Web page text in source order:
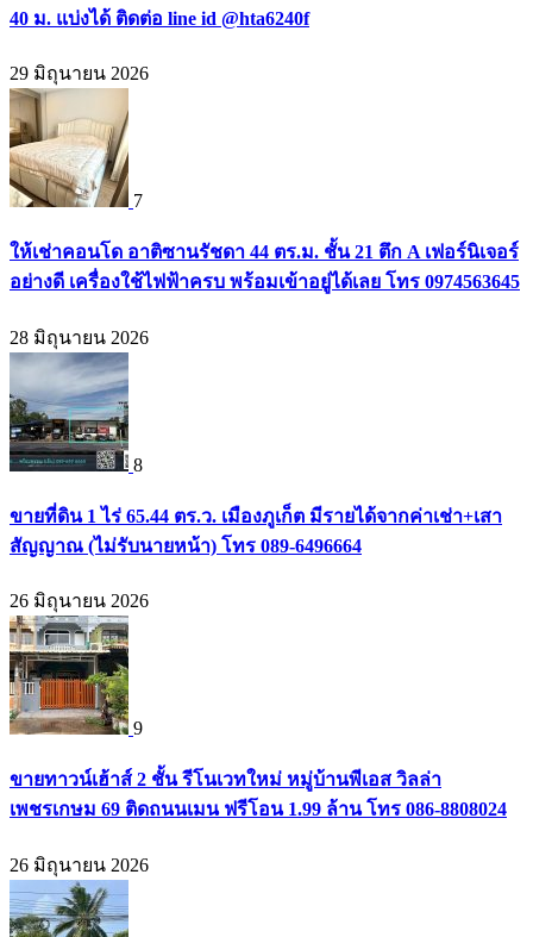
40 ม. แบ่งได้ ติดต่อ line id @hta6240f
29 มิถุนายน 2026
7
ให้เช่าคอนโด อาติซานรัชดา 44 ตร.ม. ชั้น 21 ตึก A เฟอร์นิเจอร์
อย่างดี เครื่องใช้ไฟฟ้าครบ พร้อมเข้าอยู่ได้เลย โทร 0974563645
28 มิถุนายน 2026
8
ขายที่ดิน 1 ไร่ 65.44 ตร.ว. เมืองภูเก็ต มีรายได้จากค่าเช่า+เสา
สัญญาณ (ไม่รับนายหน้า) โทร 089-6496664
26 มิถุนายน 2026
9
ขายทาวน์เฮ้าส์ 2 ชั้น รีโนเวทใหม่ หมู่บ้านพีเอส วิลล่า
เพชรเกษม 69 ติดถนนเมน ฟรีโอน 1.99 ล้าน โทร 086-8808024
26 มิถุนายน 2026